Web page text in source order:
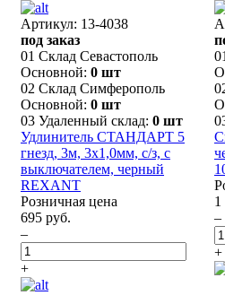
Артикул: 13-4038
под заказ
01 Склад Севастополь
Основной: 0 шт
02 Склад Симферополь
Основной: 0 шт
03 Удаленный склад: 0 шт
Удлинитель СТАНДАРТ 5
гнезд, 3м, 3х1,0мм, с/з, с
выключателем, черный
REXANT
Розничная цена
695 руб.
–
+
1
–
+